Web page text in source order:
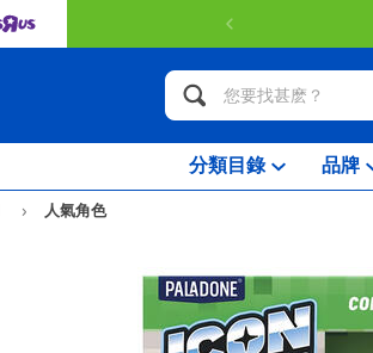
分類目錄 品牌
人氣角色